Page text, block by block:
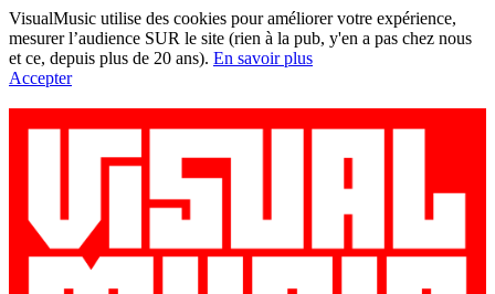
VisualMusic utilise des cookies pour améliorer votre expérience,
mesurer l’audience SUR le site (rien à la pub, y'en a pas chez nous
et ce, depuis plus de 20 ans). En savoir plus
Accepter